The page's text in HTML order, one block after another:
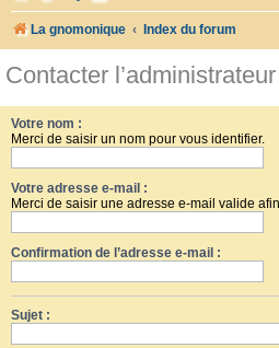
La gnomonique Index du forum
Contacter l’administrateur
Votre nom :
Merci de saisir un nom pour vous identifier.
Votre adresse e-mail :
Merci de saisir une adresse e-mail valide
Confirmation de l’adresse e-mail :
Sujet :